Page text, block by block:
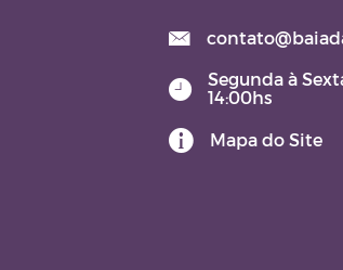
Informação)
Lei Orgânica
Contratos e
Segunda à
14:00hs
Mapa do Site